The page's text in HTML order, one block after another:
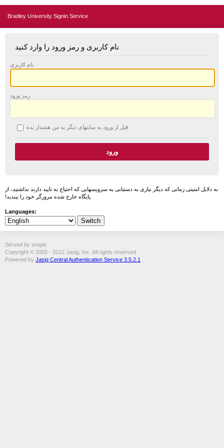
Bradley University Signin Service
نام کاربری و رمز ورود را وارد کنید
نام کاربری
رمز ورود
قبل از ورود به سایتهای دیگر به من هشدار بده
به دلایل امنیتی زمانی که دیگر نیازی به دستیابی به سرویسهایی که احتیاج به تایید دارند نداشتید، از
پایگاه خارج شده مرورگر خود را ببندید!
Languages:
Served by snape
Copyright © 2005 - 2012 Jasig, Inc. All rights reserved.
Powered by Jasig Central Authentication Service 3.5.2.1